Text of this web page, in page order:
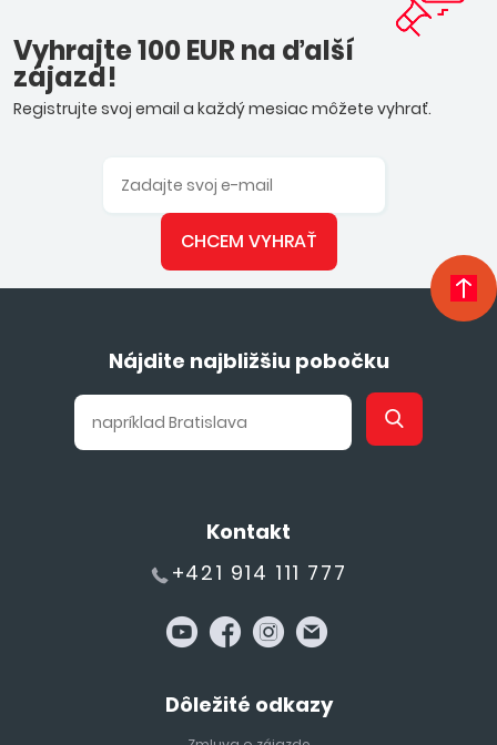
Vyhrajte 100 EUR na ďalší
zájazd!
Registrujte svoj email a každý mesiac môžete vyhrať.
CHCEM VYHRAŤ
Nájdite najbližšiu pobočku
Kontakt
+421 914 111 777
Dôležité odkazy